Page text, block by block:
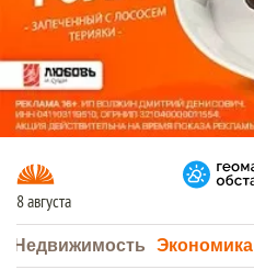
8 августа
Недвижимость Экономика